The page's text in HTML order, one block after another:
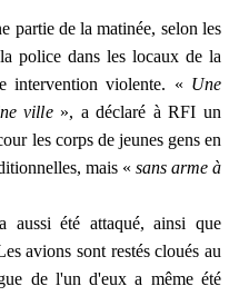
partie de la matinée, selon les
police dans les locaux de la
intervention violente. « Une
ville», a déclaré à RFI un
les corps de jeunes gens en
mais « sans arme à
aussi été attaqué, ainsi que
avions sont restés cloués au
de l'un d'eux a même été